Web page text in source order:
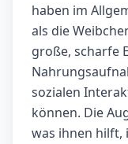
haben im
als die
große, scharfe
sozialen
können. Die
was ihnen hilft,